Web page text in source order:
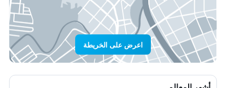
اعرض على الخريطة